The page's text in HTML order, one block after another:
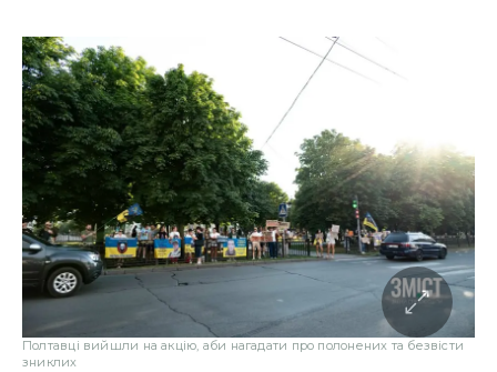
Полтавці вийшли на акцію, аби нагадати про полонених та безвісти
зниклих